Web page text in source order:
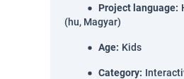
Project language:
(hu, Magyar)
Age: Kids
Category: